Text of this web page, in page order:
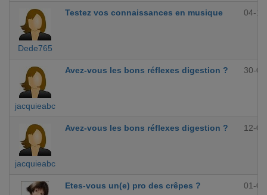
Dede765
Testez vos connaissances en musique 04-
jacquieabc
Avez-vous les bons réflexes digestion ? 30-
jacquieabc
Avez-vous les bons réflexes digestion ? 12-
Etes-vous un(e) pro des crêpes ? 01-